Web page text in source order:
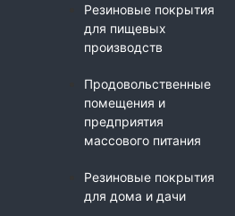
Резиновые покрытия
для пищевых
производств
Продовольственные
помещения и
предприятия
массового питания
Резиновые покрытия
для дома и дачи